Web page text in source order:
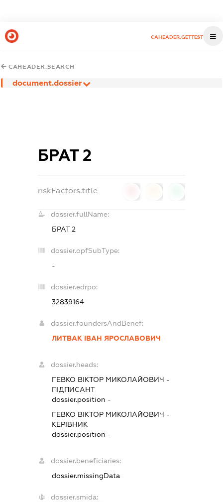
CAHEADER.GETTEST
CAHEADER.SEARCH
document.dossier
БРАТ 2
riskFactors.title
dossier.fullName:
БРАТ 2
dossier.opfSubType:
-
dossier.edrpo:
32839164
dossier.foundersAndBenef:
ЛИТВАК ІВАН ЯРОСЛАВОВИЧ
dossier.heads:
ГЕВКО ВІКТОР МИКОЛАЙОВИЧ -
ПІДПИСАНТ
dossier.position -
ГЕВКО ВІКТОР МИКОЛАЙОВИЧ -
КЕРІВНИК
dossier.position -
dossier.beneficiaries:
dossier.missingData
dossier.smida: